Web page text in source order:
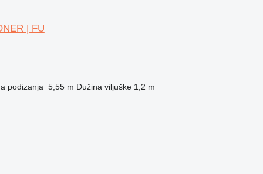
| FU
podizanja 5,55 m Dužina viljuške 1,2 m